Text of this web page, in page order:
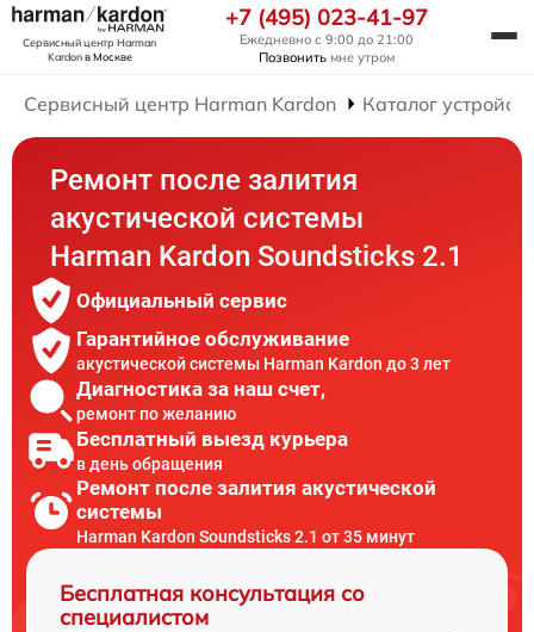
Сервисный центр Harman
Kardonв Москве
+7 (495) 023-41-97
Ежедневно с 9:00 до 21:00
Позвонить мне утром
Сервисный центр Harman Kardon Каталог устройств
Ремонт после залития
акустической системы
Harman Kardon Soundsticks 2.1
Официальный сервис
Гарантийное обслуживание
акустической системы Harman Kardon до 3 лет
Диагностика за наш счет,
ремонт по желанию
Бесплатный выезд курьера
в день обращения
Ремонт после залития акустической
системы
Harman Kardon Soundsticks 2.1 от 35 минут
Бесплатная консультация со
специалистом